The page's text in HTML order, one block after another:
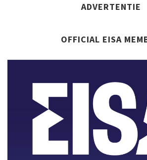
ADVERTENTIE
OFFICIAL EISA